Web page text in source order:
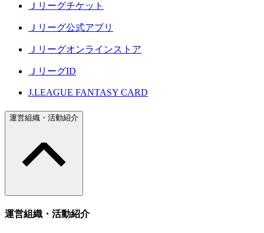
Ｊリーグチケット
Ｊリーグ公式アプリ
Ｊリーグオンラインストア
ＪリーグID
J.LEAGUE FANTASY CARD
運営組織・活動紹介
運営組織・活動紹介